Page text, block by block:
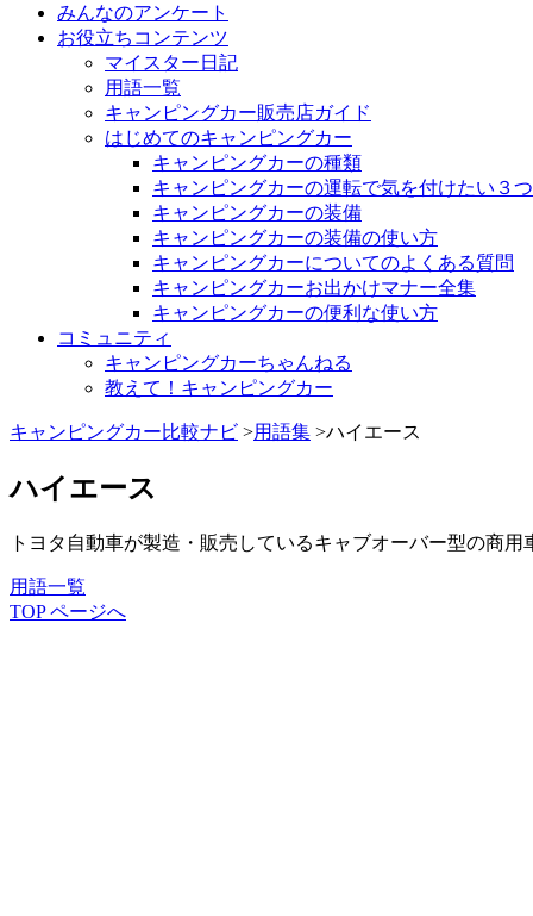
みんなのアンケート
お役立ちコンテンツ
マイスター日記
用語一覧
キャンピングカー販売店ガイド
はじめてのキャンピングカー
キャンピングカーの種類
キャンピングカーの運転で気を付けたい３
キャンピングカーの装備
キャンピングカーの装備の使い方
キャンピングカーについてのよくある質問
キャンピングカーお出かけマナー全集
キャンピングカーの便利な使い方
コミュニティ
キャンピングカーちゃんねる
教えて！キャンピングカー
キャンピングカー比較ナビ >用語集 >ハイエース
ハイエース
トヨタ自動車が製造・販売しているキャブオーバー型の商
用語一覧
TOP ページへ